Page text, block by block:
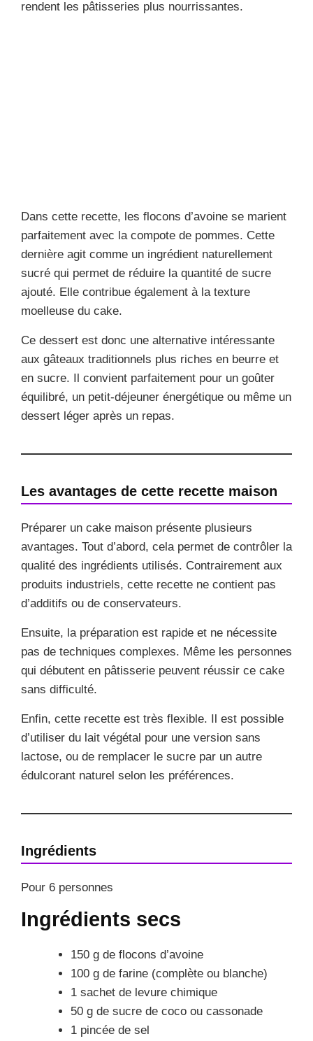
rendent les pâtisseries plus nourrissantes.
Dans cette recette, les flocons d’avoine se marient
parfaitement avec la compote de pommes. Cette
dernière agit comme un ingrédient naturellement
sucré qui permet de réduire la quantité de sucre
ajouté. Elle contribue également à la texture
moelleuse du cake.
Ce dessert est donc une alternative intéressante
aux gâteaux traditionnels plus riches en beurre et
en sucre. Il convient parfaitement pour un goûter
équilibré, un petit-déjeuner énergétique ou même un
dessert léger après un repas.
Les avantages de cette recette maison
Préparer un cake maison présente plusieurs
avantages. Tout d’abord, cela permet de contrôler la
qualité des ingrédients utilisés. Contrairement aux
produits industriels, cette recette ne contient pas
d’additifs ou de conservateurs.
Ensuite, la préparation est rapide et ne nécessite
pas de techniques complexes. Même les personnes
qui débutent en pâtisserie peuvent réussir ce cake
sans difficulté.
Enfin, cette recette est très flexible. Il est possible
d’utiliser du lait végétal pour une version sans
lactose, ou de remplacer le sucre par un autre
édulcorant naturel selon les préférences.
Ingrédients
Pour 6 personnes
Ingrédients secs
150 g de flocons d’avoine
100 g de farine (complète ou blanche)
1 sachet de levure chimique
50 g de sucre de coco ou cassonade
1 pincée de sel